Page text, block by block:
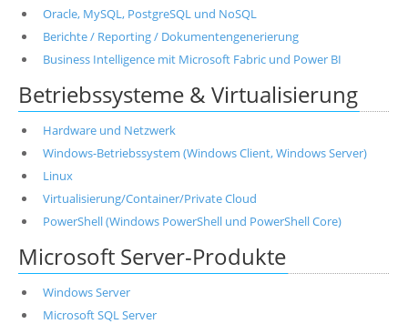
Oracle, MySQL, PostgreSQL und NoSQL
Berichte / Reporting / Dokumentengenerierung
Business Intelligence mit Microsoft Fabric und Power BI
Betriebssysteme & Virtualisierung
Hardware und Netzwerk
Windows-Betriebssystem (Windows Client, Windows Server)
Linux
Virtualisierung/Container/Private Cloud
PowerShell (Windows PowerShell und PowerShell Core)
Microsoft Server-Produkte
Windows Server
Microsoft SQL Server